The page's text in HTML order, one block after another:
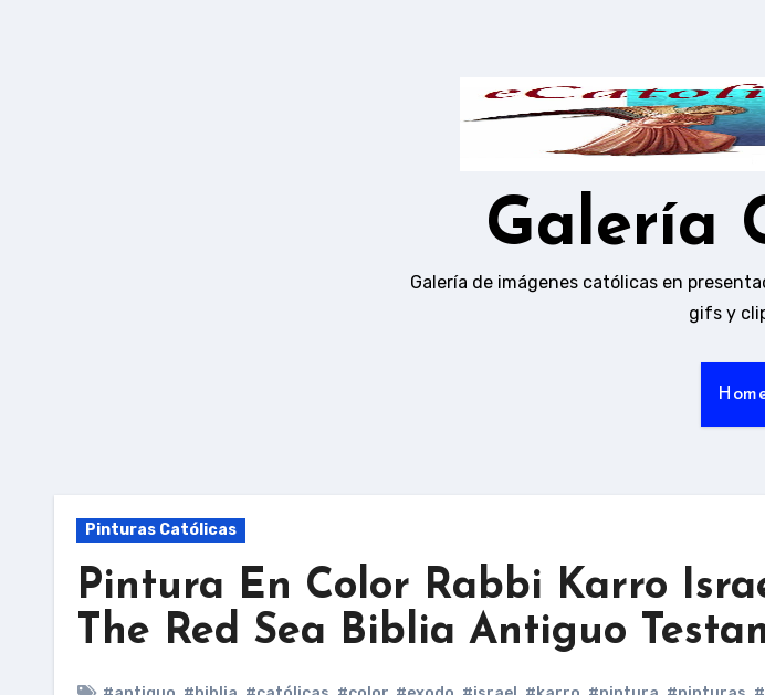
Galería
Galería de imágenes católicas en
gifs y
Pinturas Católicas
Pintura En Color Rabbi Karro
The Red Sea Biblia Antiguo